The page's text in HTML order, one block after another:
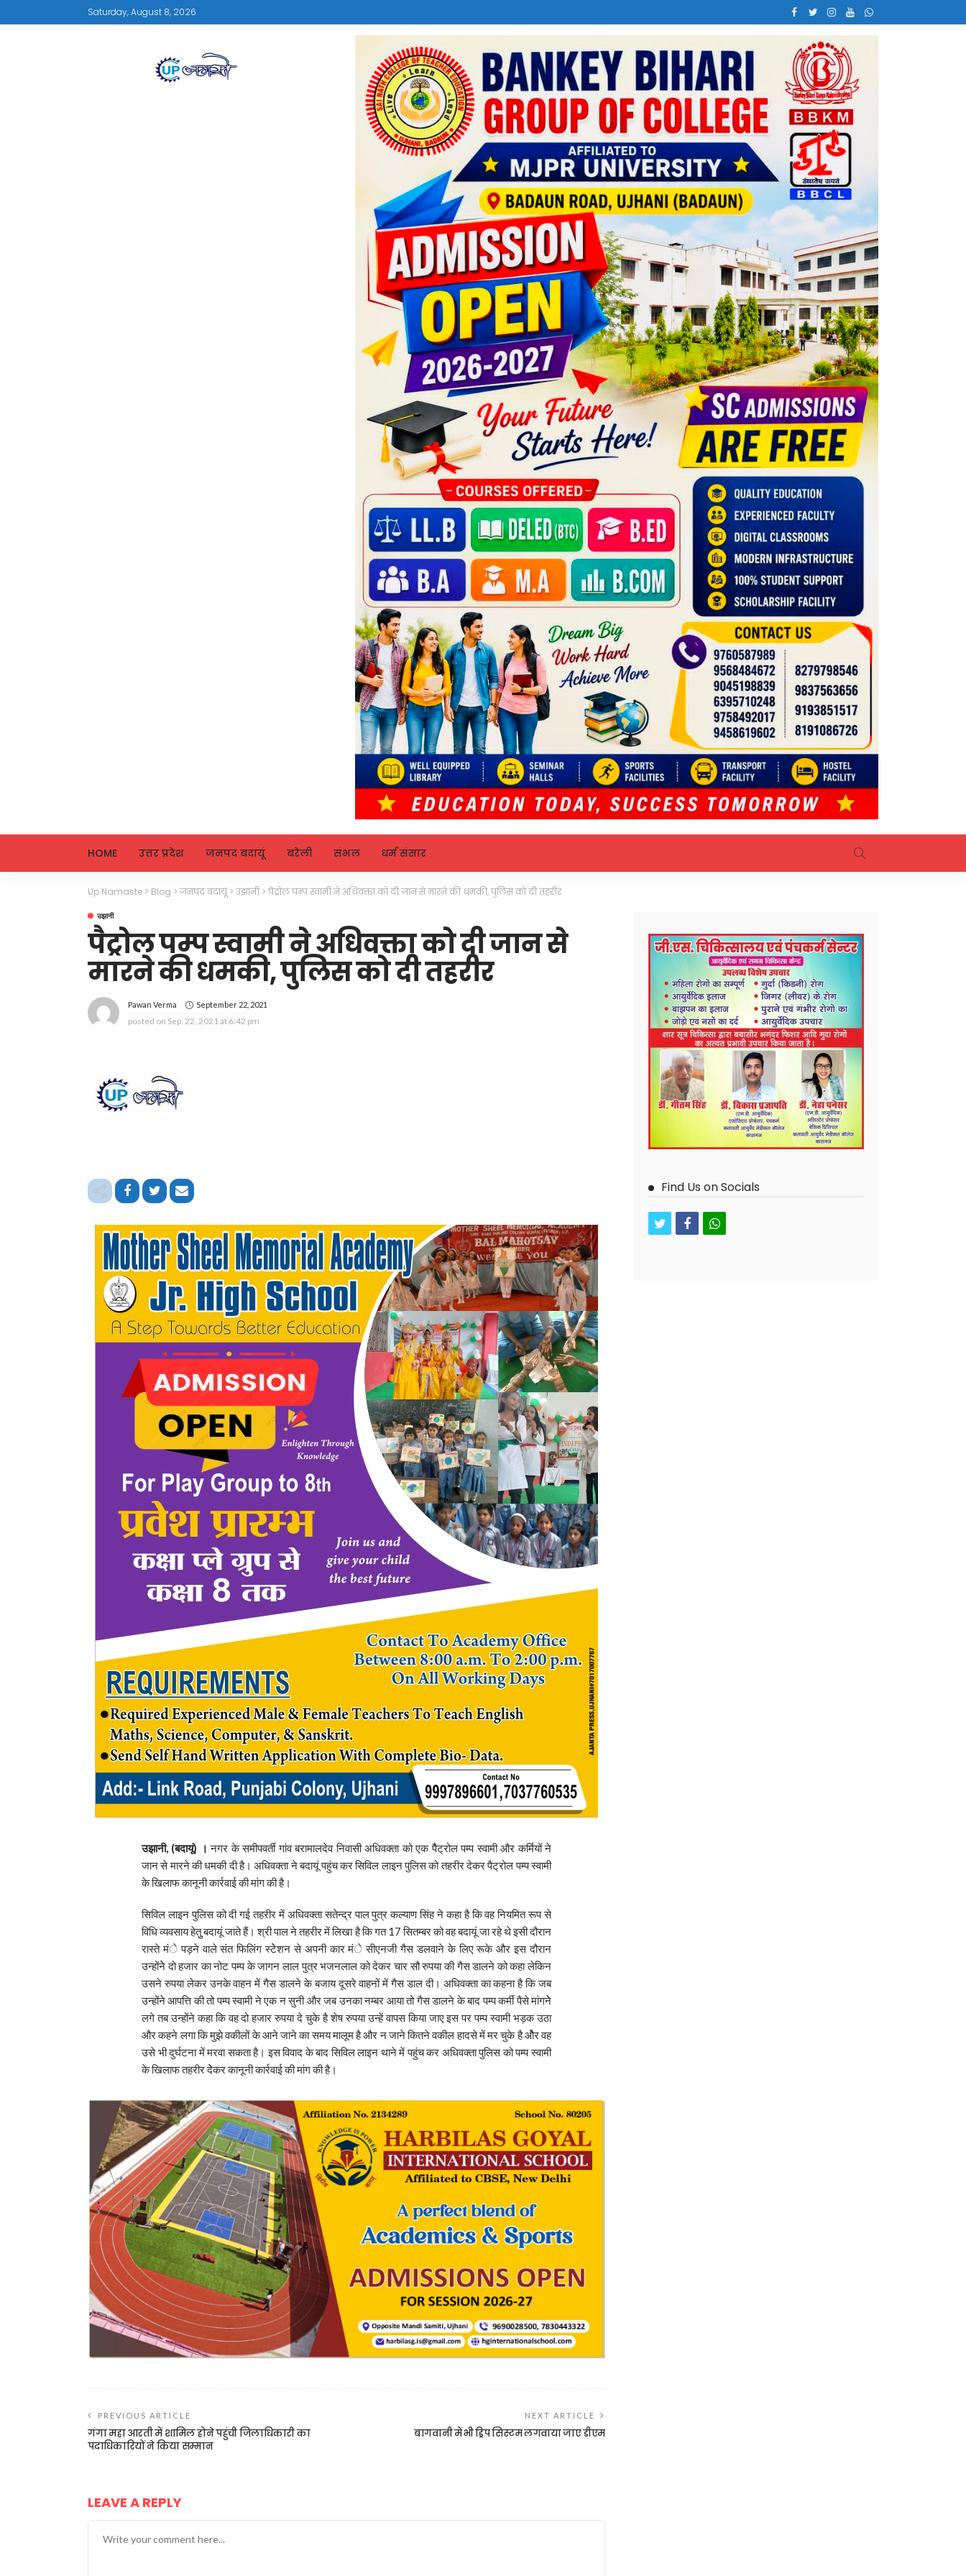
Saturday, August 8, 2026
HOME उत्तर प्रदेश जनपद बदायूं बरेली संभल धर्म संसार
Up Namaste > Blog > जनपद बदायूं> उझानी>पैट्रोल पम्प स्वामी ने अधिवक्ता को दी जान से मारने की धमकी, पुलिस को दी तहरीर
उझानी
पैट्रोल पम्प स्वामी ने अधिवक्ता को दी जान से
मारने की धमकी, पुलिस को दी तहरीर
Pawan Verma September 22, 2021
posted on Sep. 22, 2021 at 6:42 pm
उझानी, (बदायूं) । नगर के समीपवर्ती गांव बरामालदेव निवासी अधिवक्ता को एक पैैट्रोल पम्प स्वामी और कर्मियों ने
जान से मारने की धमकी दी है। अधिवक्ता ने बदायूं पहुंच कर सिविल लाइन पुलिस को तहरीर देकर पैट्रोल पम्प स्वामी
के खिलाफ कानूनी कार्रवाई की मांग की है।
सिविल लाइन पुलिस को दी गई तहरीर में अधिवक्ता सतेन्द्र पाल पुत्र कल्याण सिंह ने कहा है कि वह नियमित रूप से
विधि व्यवसाय हेतुु बदायूं जाते हैं। श्री पाल ने तहरीर में लिखा है कि गत 17 सितम्बर को वह बदायूं जा रहे थे इसी दौरान
रास्ते मंे पड़ने वाले संत फिलिंग स्टेेशन से अपनी कार मंे सीएनजी गैस डलवाने के लिए रूके और इस दौरान
उन्होंनेे दो हजार का नोट पम्प के जागन लाल पुत्र भजनलाल को देकर चार सौ रुपया की गैस डालने को कहा लेकिन
उसने रुपया लेकर उनके वाहन में गैस डालने के बजाय दूसरे वाहनों में गैस डाल दी। अधिवक्ता का कहना है कि जब
उन्होंने आपत्ति की तो पम्प स्वामी ने एक न सुनी और जब उनका नम्बर आया तो गैस डालने के बाद पम्प कर्मी पैसे मांगनेे
लगे तब उन्होंने कहा कि वह दो हजार रुपया दे चुके है शेष रुपया उन्हें वापस किया जाए इस पर पम्प स्वामी भड़क उठा
और कहने लगा कि मुझे वकीलों के आने जाने का समय मालूम है और न जाने कितने वकील हादसे में मर चुके है औेर वह
उसे भी दुर्घटना में मरवा सकता है। इस विवाद के बाद सिविल लाइन थाने में पहुंच कर अधिवक्ता पुलिस को पम्प स्वामी
के खिलाफ तहरीर देेकर कानूनी कार्रवाई की मांग की है।
PREVIOUS ARTICLE
गंगा महा आरती में शामिल होने पहुंची जिलाधिकारी का
पदाधिकारियों ने किया सम्मान
NEXT ARTICLE
बागवानी में भी ड्रिप सिस्टम लगवाया जाए डीएम
LEAVE A REPLY
Find Us on Socials
twitterfacebookwhatsapp